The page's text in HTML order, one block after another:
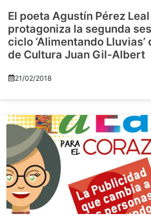
El poeta Agustín Pérez Leal
protagoniza la segunda
ciclo ‘Alimentando
de Cultura Juan Gil-Albert
21/02/2018